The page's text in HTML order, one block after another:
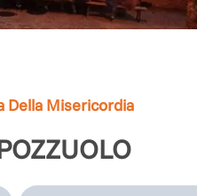
Della Misericordia